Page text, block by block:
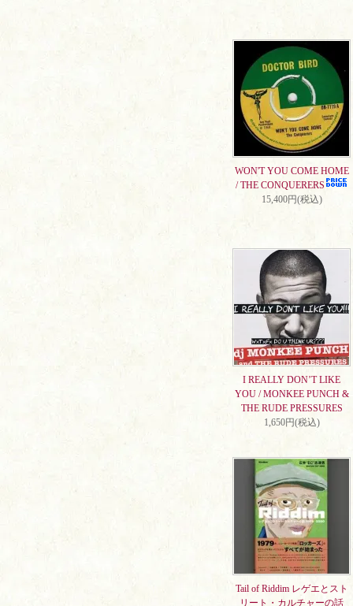
WON'T YOU COME HOME
/ THE CONQUERERS
15,400円(税込)
I REALLY DON’T LIKE
YOU / MONKEE PUNCH &
THE RUDE PRESSURES
1,650円(税込)
Tail of Riddim レゲエとスト
リート・カルチャーの話